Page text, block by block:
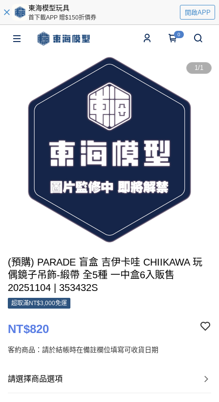
東海模型玩具
首下載APP 贈$150折價券
開啟APP
0
1/1
(預購) PARADE 盲盒 吉伊卡哇 CHIIKAWA 玩
偶鏡子吊飾-緞帶 全5種 一中盒6入販售
20251104 | 353432S
超取滿NT$3,000免運
NT$820
客約商品：請於結帳時在備註欄位填寫可收貨日期
請選擇商品選項